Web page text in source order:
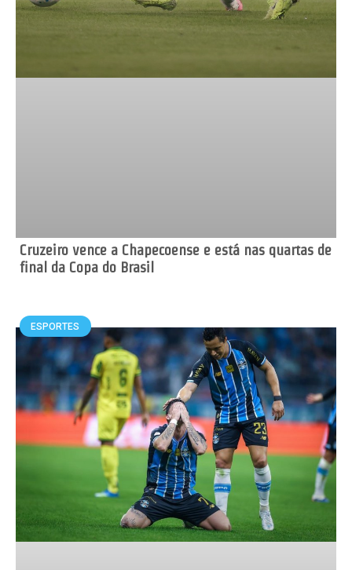
Cruzeiro vence a Chapecoense e está nas quartas de
final da Copa do Brasil
ESPORTES